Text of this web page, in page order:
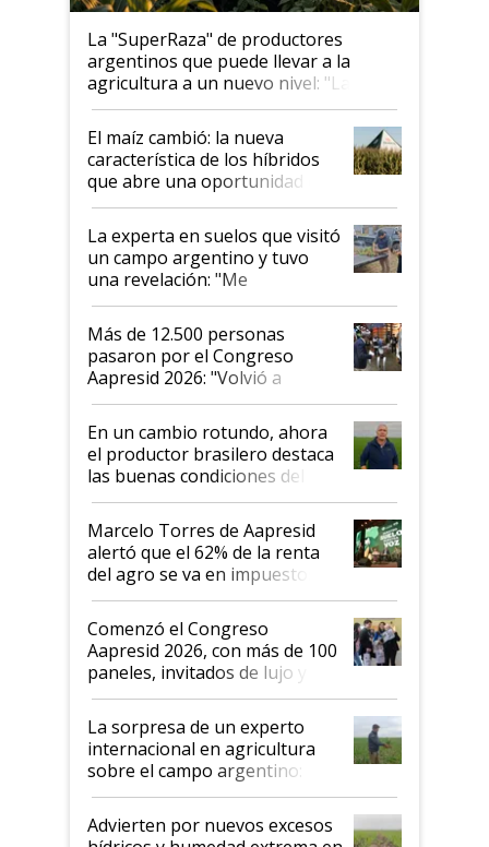
La "SuperRaza" de productores
argentinos que puede llevar a la
agricultura a un nuevo nivel: "Las
posibilidades de crecimiento son
infinitas"
El maíz cambió: la nueva
característica de los híbridos
que abre una oportunidad en
el lote
La experta en suelos que visitó
un campo argentino y tuvo
una revelación: "Me
impresionó mucho"
Más de 12.500 personas
pasaron por el Congreso
Aapresid 2026: "Volvió a
demostrar que hablar del
suelo es hablar de todo el
sistema productivo"
En un cambio rotundo, ahora
el productor brasilero destaca
las buenas condiciones del
agro argentino para invertir:
"Los veo más motivados"
Marcelo Torres de Aapresid
alertó que el 62% de la renta
del agro se va en impuestos:
"No es bueno que en
Argentina se sigan discutiendo
las mismas cosas de hace 50
años"
Comenzó el Congreso
Aapresid 2026, con más de 100
paneles, invitados de lujo y
todas las tendencias
La sorpresa de un experto
internacional en agricultura
sobre el campo argentino:
"Estoy muy impresionado"
Advierten por nuevos excesos